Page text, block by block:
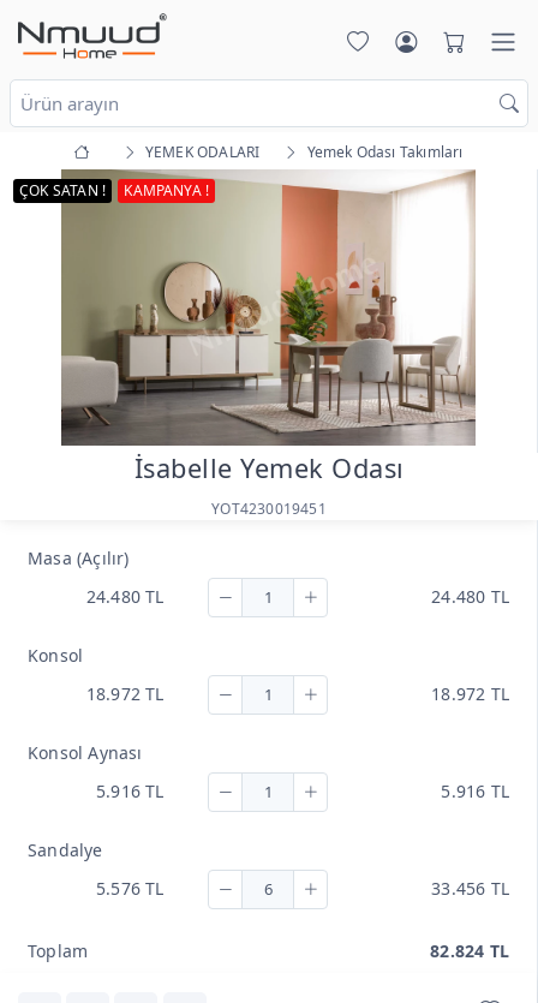
YEMEK ODALARI
Yemek Odası Takımları
ÇOK SATAN !
KAMPANYA !
İsabelle Yemek Odası
YOT4230019451
Masa (Açılır)
24.480 TL
24.480 TL
Konsol
18.972 TL
18.972 TL
Konsol Aynası
5.916 TL
5.916 TL
Sandalye
5.576 TL
33.456 TL
Toplam 82.824 TL